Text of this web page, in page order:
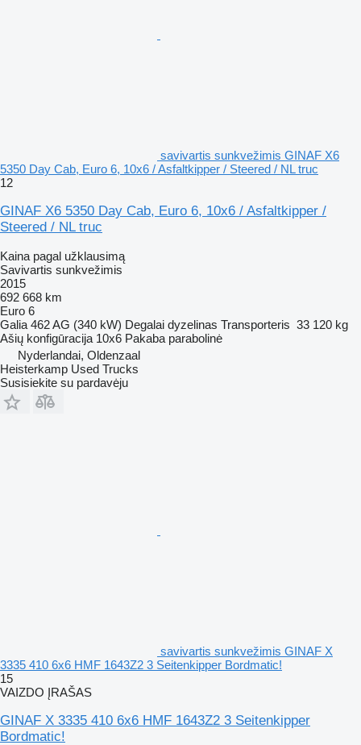
savivartis sunkvežimis GINAF X6
5350 Day Cab, Euro 6, 10x6 / Asfaltkipper / Steered / NL truc
12
GINAF X6 5350 Day Cab, Euro 6, 10x6 / Asfaltkipper /
Steered / NL truc
Kaina pagal užklausimą
Savivartis sunkvežimis
2015
692 668 km
Euro 6
Galia 462 AG (340 kW) Degalai dyzelinas Transporteris 33 120 kg
Ašių konfigūracija 10x6 Pakaba parabolinė
Nyderlandai, Oldenzaal
Heisterkamp Used Trucks
Susisiekite su pardavėju
savivartis sunkvežimis GINAF X
3335 410 6x6 HMF 1643Z2 3 Seitenkipper Bordmatic!
15
VAIZDO ĮRAŠAS
GINAF X 3335 410 6x6 HMF 1643Z2 3 Seitenkipper
Bordmatic!